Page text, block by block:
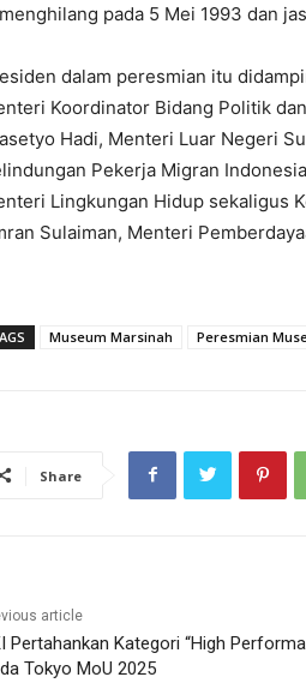
pada 5 Mei 1993 dan
dalam peresmian itu
Koordinator Bidang Politik
Hadi, Menteri Luar Negeri
Pekerja Migran
Lingkungan Hidup sekaligus
Sulaiman, Menteri
Museum Marsinah Peresmian
Share
article
Pertahankan Kategori “High
Tokyo MoU 2025